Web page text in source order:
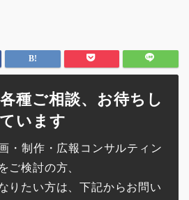
種ご相談、お待ちし
ています
・制作・広報コンサルティン
ご検討の方、
りたい方は、下記からお問い